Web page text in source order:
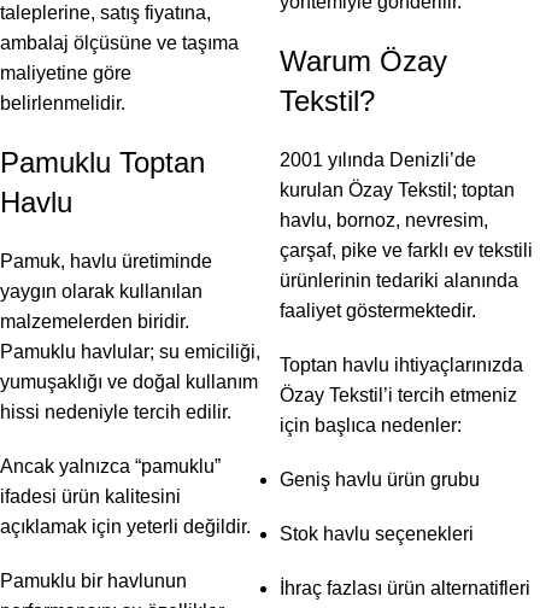
taleplerine, satış fiyatına,
ambalaj ölçüsüne ve taşıma
maliyetine göre
belirlenmelidir.
Pamuklu Toptan
Havlu
Pamuk, havlu üretiminde
yaygın olarak kullanılan
malzemelerden biridir.
Pamuklu havlular; su emiciliği,
yumuşaklığı ve doğal kullanım
hissi nedeniyle tercih edilir.
Ancak yalnızca “pamuklu”
ifadesi ürün kalitesini
açıklamak için yeterli değildir.
Pamuklu bir havlunun
Warum Özay
Tekstil?
2001 yılında Denizli’de
kurulan Özay Tekstil; toptan
havlu, bornoz, nevresim,
çarşaf, pike ve farklı ev tekstili
ürünlerinin tedariki alanında
faaliyet göstermektedir.
Toptan havlu ihtiyaçlarınızda
Özay Tekstil’i tercih etmeniz
için başlıca nedenler:
Geniş havlu ürün grubu
Stok havlu seçenekleri
İhraç fazlası ürün alternatifleri